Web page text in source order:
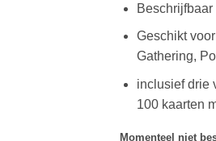
Beschrijfbaar
Geschikt
Gathering,
inclusief drie
100 kaarten
Momenteel niet